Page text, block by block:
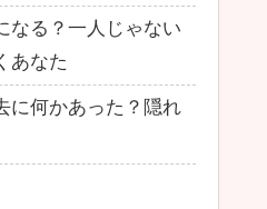
なる？一人じゃない
あなた
に何かあった？隠れ